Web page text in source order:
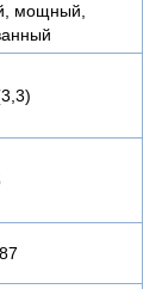
мощный,